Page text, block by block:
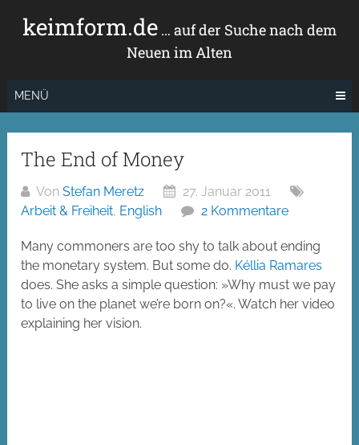
Inhaltkeimform.de… auf der Suche nach dem
Neuen im Alten
MENÜ
The End of Money
VonStefan Meretz
27. Januar 2011
Arbeit & Freiheit, English 2 Kommentare
Many commoners are too shy to talk about ending
the monetary system. But some do. Kéllia Ramares
does. She asks a simple question: »Why must we pay
to live on the planet we’re born on?«. Watch her video
explaining her vision.